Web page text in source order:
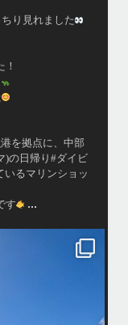
り見れました
を拠点に、中部
)の日帰り#ダイビ
いるマリンショッ
す
...
いました
ラセーリングなどな
したよ〜